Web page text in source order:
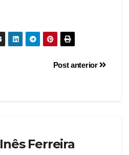
Post anterior
Inês Ferreira